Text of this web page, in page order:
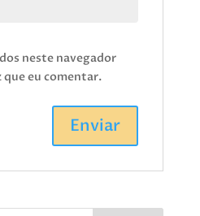
neste navegador
que eu comentar.